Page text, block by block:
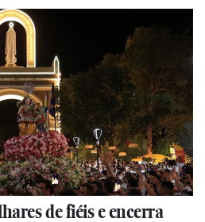
de fiéis e encerra